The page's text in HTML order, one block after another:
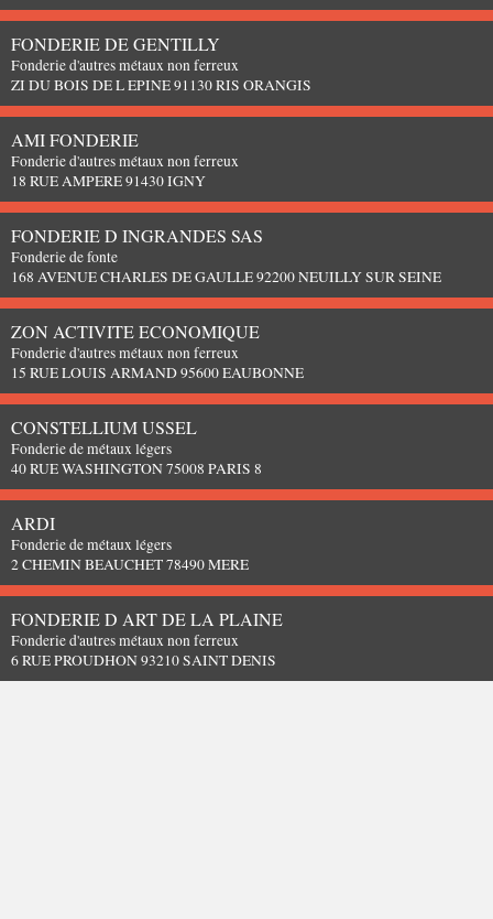
FONDERIE DE GENTILLY
Fonderie d'autres métaux non ferreux
ZI DU BOIS DE L EPINE 91130 RIS ORANGIS
AMI FONDERIE
Fonderie d'autres métaux non ferreux
18 RUE AMPERE 91430 IGNY
FONDERIE D INGRANDES SAS
Fonderie de fonte
168 AVENUE CHARLES DE GAULLE 92200 NEUILLY SUR SEINE
ZON ACTIVITE ECONOMIQUE
Fonderie d'autres métaux non ferreux
15 RUE LOUIS ARMAND 95600 EAUBONNE
CONSTELLIUM USSEL
Fonderie de métaux légers
40 RUE WASHINGTON 75008 PARIS 8
ARDI
Fonderie de métaux légers
2 CHEMIN BEAUCHET 78490 MERE
FONDERIE D ART DE LA PLAINE
Fonderie d'autres métaux non ferreux
6 RUE PROUDHON 93210 SAINT DENIS